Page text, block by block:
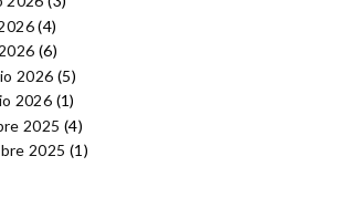
(4)
(6)
2026 (5)
2026 (1)
2025 (4)
2025 (1)